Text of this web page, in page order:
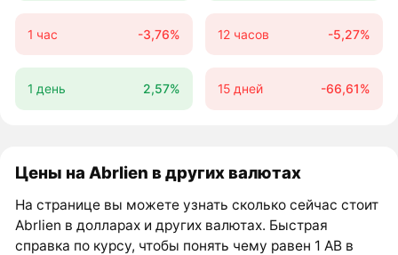
1 час -3,76% 12 часов -5,27%
1 день 2,57% 15 дней -66,61%
Цены на Abrlien в других валютах
На странице вы можете узнать сколько сейчас стоит
Abrlien в долларах и других валютах. Быстрая
справка по курсу, чтобы понять чему равен 1 AB в